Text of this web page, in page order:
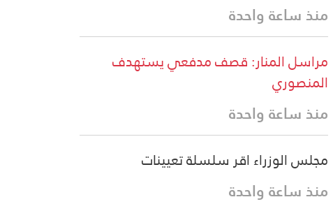
منذ ساعة واحدة
مراسل المنار: قصف مدفعي يستهدف
المنصوري
منذ ساعة واحدة
مجلس الوزراء اقر سلسلة تعيينات
منذ ساعة واحدة